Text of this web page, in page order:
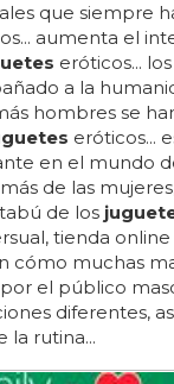
que siempre
aumenta el
eróticos... los
a la
hombres se
eróticos...
en el mundo
de las
de los
tienda
cómo muchas
el público
diferentes,
la rutina...